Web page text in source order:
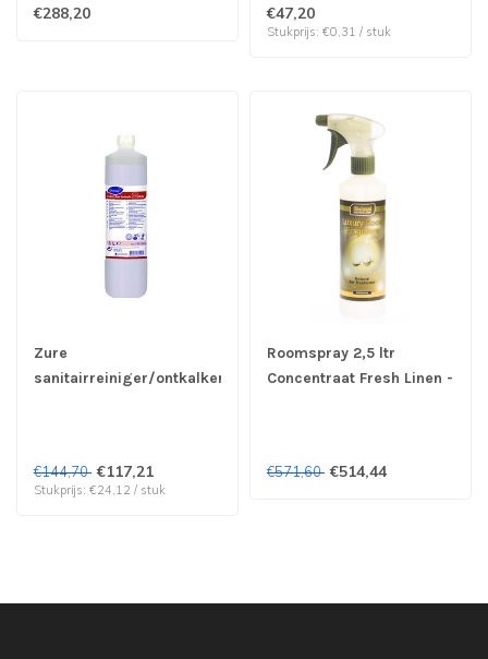
€288,20 €47,20
Stukprijs: €0,31 / stuk
Zure
sanitairreiniger/ontkalker
€144,70 €117,21
Stukprijs: €24,12 / stuk
Roomspray 2,5 ltr
Concentraat Fresh Linen -
€571,60 €514,44